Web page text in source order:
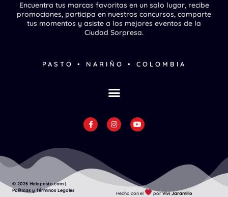
Encuentra tus marcas favoritas en un solo lugar, recibe
promociones, participa en nuestros concursos, comparte
tus momentos y asiste a los mejores eventos de la
Ciudad Sorpresa.
PASTO • NARIÑO • COLOMBIA
F
a
o
k
-
I
n
a
m
Y
o
© 2026 Holapasto.com |
Políticas y Términos Legales
Hecho con el porVivi Jaramillo